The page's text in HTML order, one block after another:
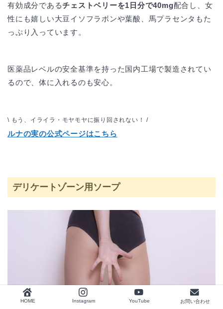
有効成分であるチェストベリーを1日分で40mg配合し、女
性にも嬉しい大豆イソフラボンや葉酸、馬プラセンタもた
っぷり入っています。
医薬品レベルの安全基準を持った国内工場で製造されてい
るので、体に入れるのも安心。
\ もう、イライラ・モヤモヤに振り回されない！ /
ルナの実の公式ページはこちら
デリケートゾーン用ソープ
HOME Instagram YouTube お問い合わせ